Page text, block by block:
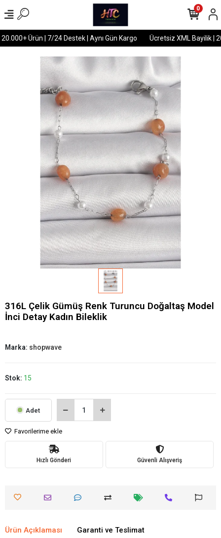
Ürün | 7/24 Destek | Aynı Gün Kargo Ücretsiz XML Bayilik |
0
316L Çelik Gümüş Renk Turuncu Doğaltaş Model
İnci Detay Kadın Bileklik
Marka: shopwave
Stok: 15
Adet
Favorilerime ekle
Hızlı Gönderi Güvenli Alışveriş
Ürün Açıklaması Garanti ve Teslimat